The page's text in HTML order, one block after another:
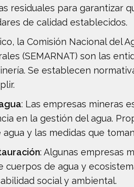
residuales para garantizar
de calidad establecidos.
la Comisión Nacional del
(SEMARNAT) son las
Se establecen
: Las empresas mineras
en la gestión del agua.
y las medidas que
: Algunas empresas
cuerpos de agua y
social y ambiental.